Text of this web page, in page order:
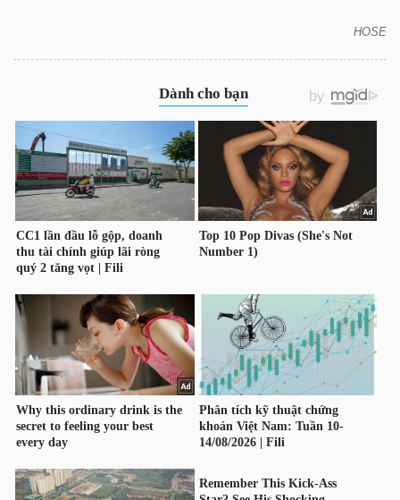
HOSE
HÀNG
HÓA
KINH
THẾ
GIỚI